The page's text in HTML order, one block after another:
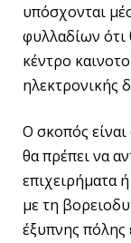
υπόσχονται
φυλλαδίων
κέντρο
ηλεκτρονικής
Ο σκοπός είναι
θα πρέπει να
επιχειρήματα
με τη
έξυπνης πόλης